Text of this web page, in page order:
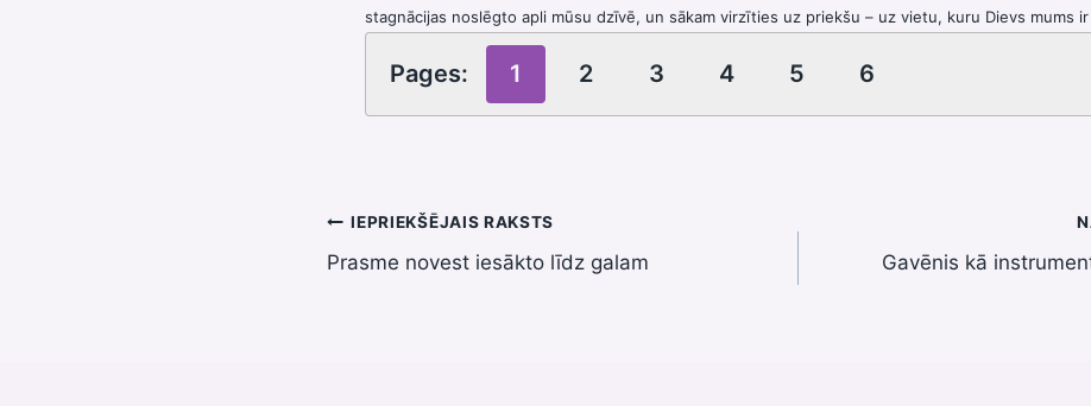
stagnācijas noslēgto apli mūsu dzīvē, un sākam virzīties uz priekšu – uz vietu, kuru Dievs mums
Pages: 1 2 3 4 5 6
Ziņu
izvēlne
IEPRIEKŠĒJAIS RAKSTS
Prasme novest iesākto līdz galam
Gavēnis kā